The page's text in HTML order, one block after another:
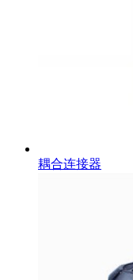
耦合连接器